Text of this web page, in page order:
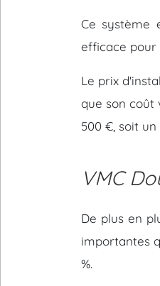
Ce système
efficace pour
Le prix
que son coût
500 €, soit
VMC
De plus en
importantes
%.